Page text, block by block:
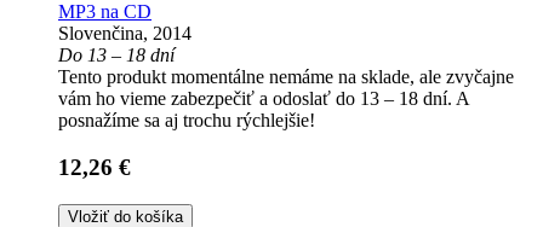
MP3 na CD
Slovenčina, 2014
Do 13 – 18 dní
Tento produkt momentálne nemáme na sklade, ale zvyčajne
vám ho vieme zabezpečiť a odoslať do 13 – 18 dní. A
posnažíme sa aj trochu rýchlejšie!
12,26 €
Vložiť do košíka